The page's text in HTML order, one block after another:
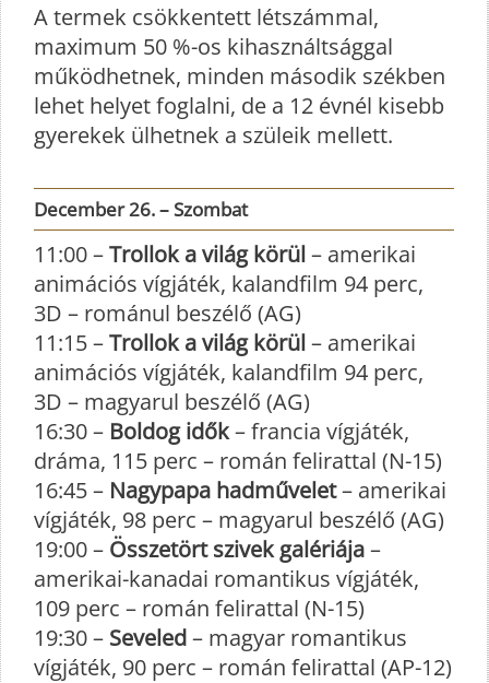
A termek csökkentett létszámmal,
maximum 50 %-os kihasználtsággal
működhetnek, minden második székben
lehet helyet foglalni, de a 12 évnél kisebb
gyerekek ülhetnek a szüleik mellett.
December 26. – Szombat
11:00 –Trollok a világ körül– amerikai
animációs vígjáték, kalandfilm 94 perc,
3D – románul beszélő (AG)
11:15 –Trollok a világ körül– amerikai
animációs vígjáték, kalandfilm 94 perc,
3D – magyarul beszélő (AG)
16:30 – Boldog idők– francia vígjáték,
dráma, 115 perc – román felirattal (N-15)
16:45 – Nagypapa hadművelet– amerikai
vígjáték, 98 perc – magyarul beszélő (AG)
19:00 – Összetört szivek galériája–
amerikai-kanadai romantikus vígjáték,
109 perc – román felirattal (N-15)
19:30 – Seveled– magyar romantikus
vígjáték, 90 perc – román felirattal (AP-12)